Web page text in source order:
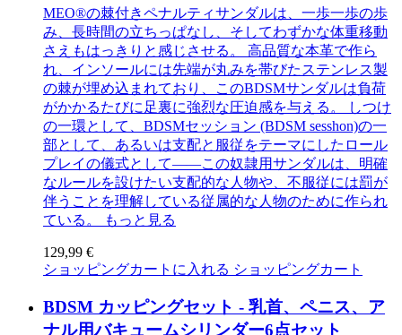
MEO®の棘付きペナルティサンダルは、一歩一歩の歩
み、長時間の立ちっぱなし、そしてわずかな体重移動
さえもはっきりと感じさせる。 高品質な本革で作ら
れ、インソールには先端が丸みを帯びたステンレス製
の棘が埋め込まれており、このBDSMサンダルは負荷
がかかるたびに足裏に強烈な圧迫感を与える。 しつけ
の一環として、BDSMセッション (BDSM sesshon)の一
部として、あるいは支配と服従をテーマにしたロール
プレイの儀式として――この奴隷用サンダルは、明確
なルールを設けたい支配的な人物や、不服従には罰が
伴うことを理解している従属的な人物のために作られ
ている。
もっと見る
129,99 €
ショッピングカートに入れる ショッピングカート
BDSM カッピングセット - 乳首、ペニス、ア
ナル用バキュームシリンダー6点セット